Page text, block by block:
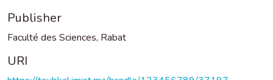
Publisher
Faculté des Sciences, Rabat
URI